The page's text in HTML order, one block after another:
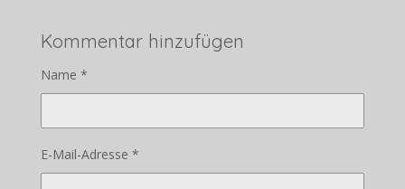
Kommentar hinzufügen
Name *
E-Mail-Adresse *